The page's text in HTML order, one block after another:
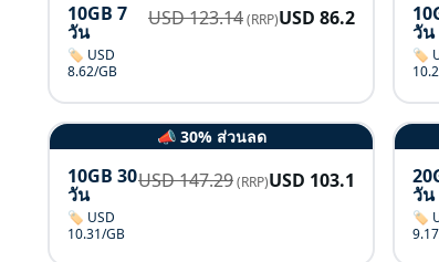
10GB 7
วัน
🏷️ USD
8.62/GB
USD123.14(RRP)USD 86.2
วัน
🏷️
📣 30% ส่วนลด
10GB 30
วัน
🏷️ USD
10.31/GB
USD147.29(RRP)USD 103.1
วัน
🏷️